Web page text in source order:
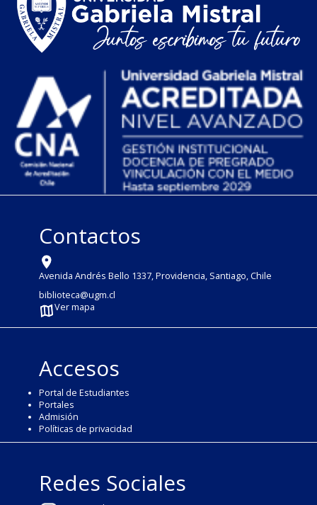
Contactos
Avenida Andrés Bello 1337, Providencia, Santiago, Chile
biblioteca@ugm.cl
Ver mapa
Accesos
Portal de Estudiantes
Portales
Admisión
Políticas de privacidad
Redes Sociales